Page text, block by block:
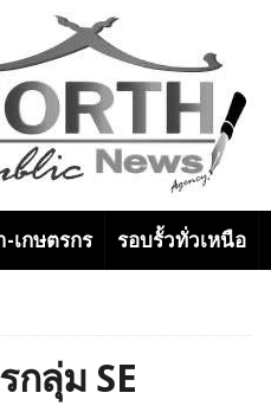
เกษตรกร รอบรั้วทั่วเหนือ
ลุ่ม SE